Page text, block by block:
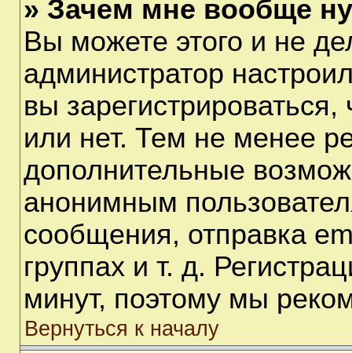
» Зачем мне вообще
Вы можете этого и не
администратор
вы
или нет. Тем не менее
дополнительные
анонимным
сообщения, отправка
группах и т. д.
минут, поэтому мы
Вернуться к началу